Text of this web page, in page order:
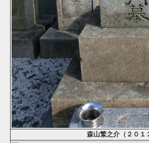
森山繁之介（２０１